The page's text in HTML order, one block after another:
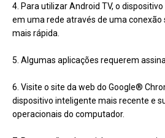
4. Para utilizar Android TV, o
em uma rede através de uma conexão
mais rápida.
5. Algumas aplicações requerem
6. Visite o site da web do Google®
dispositivo inteligente mais recente e
operacionais do computador.